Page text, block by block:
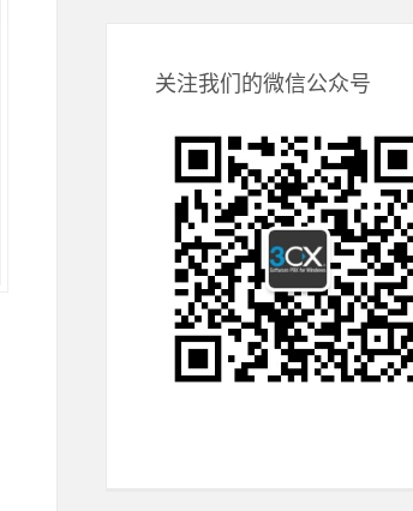
关注我们的微信公众号